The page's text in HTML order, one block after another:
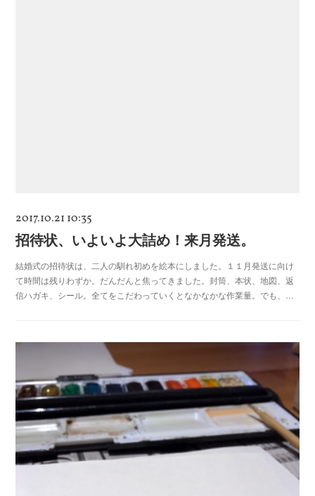
2017.10.21 10:35
招待状、いよいよ大詰め！来月発送。
結婚式の招待状は、二人の馴れ初めを絵本にしました。１１月発送に向け
て時間は残りわずか。だんだんと焦ってきました。封筒、本状、地図、返
信ハガキ、シール。全てをこだわっていくとなかなかな作業量。でも、…